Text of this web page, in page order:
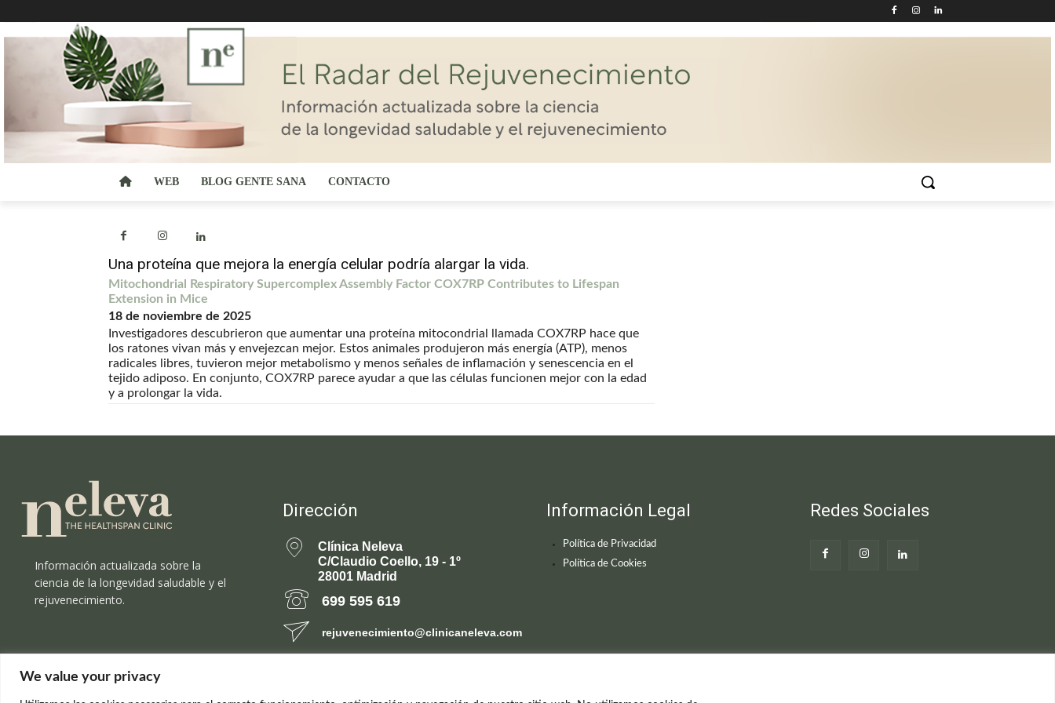
We value your privacy
WEB BLOG GENTE SANA CONTACTO
Una proteína que mejora la energía celular podría alargar la vida.
Mitochondrial Respiratory Supercomplex Assembly Factor COX7RP Contributes to Lifespan
Extension in Mice
18 de noviembre de 2025
Investigadores descubrieron que aumentar una proteína mitocondrial llamada COX7RP hace que
los ratones vivan más y envejezcan mejor. Estos animales produjeron más energía (ATP), menos
radicales libres, tuvieron mejor metabolismo y menos señales de inflamación y senescencia en el
tejido adiposo. En conjunto, COX7RP parece ayudar a que las células funcionen mejor con la edad
y a prolongar la vida.
Información actualizada sobre la
ciencia de la longevidad saludable y el
rejuvenecimiento.
Dirección
Clínica Neleva
C/Claudio Coello, 19 - 1º
28001 Madrid
699 595 619
rejuvenecimiento@clinicaneleva.com
Información Legal
Política de Privacidad
Política de Cookies
Redes Sociales
© el Radar del Rejuvenecimiento